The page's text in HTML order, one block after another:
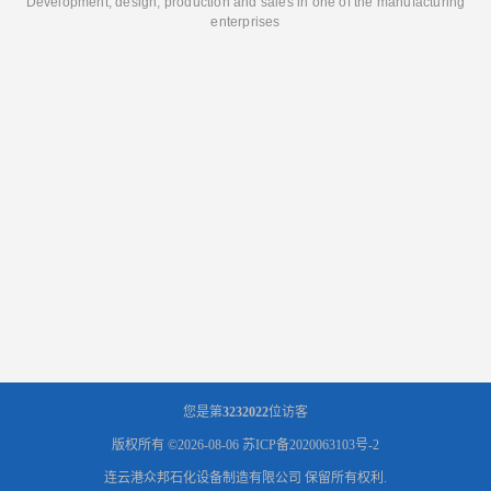
enterprises
您是第3232022位访客
版权所有 ©2026-08-06 苏ICP备2020063103号-2
连云港众邦石化设备制造有限公司 保留所有权利.